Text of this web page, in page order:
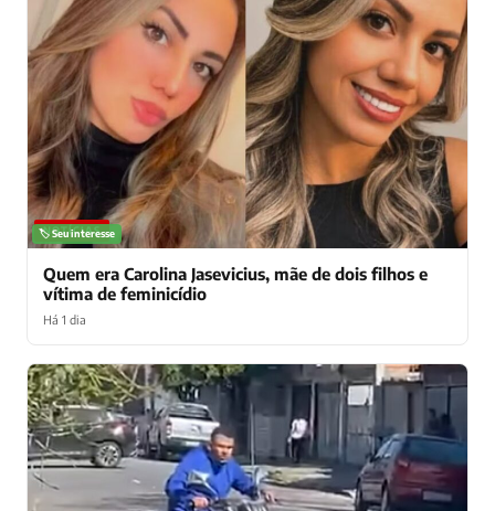
NOTÍCIAS
🏷️ Seu interesse
Quem era Carolina Jasevicius, mãe de dois filhos e
vítima de feminicídio
Há 1 dia